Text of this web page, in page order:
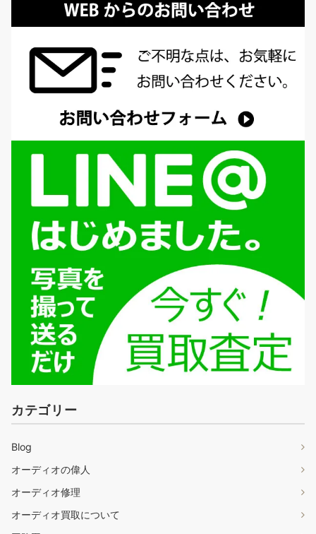
カテゴリー
Blog
オーディオの偉人
オーディオ修理
オーディオ買取について